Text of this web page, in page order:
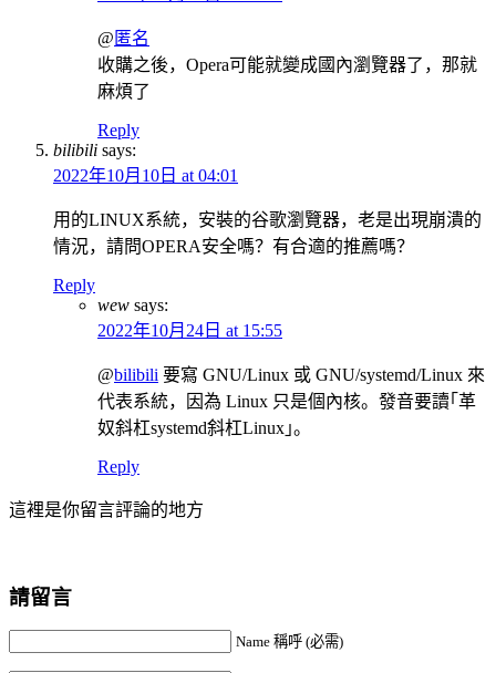
@ 匿名
收購之後，Opera可能就變成國內瀏覽器了，那就
麻煩了
Reply
bilibili says:
2022年10月10日 at 04:01
用的LINUX系統，安裝的谷歌瀏覽器，老是出現崩潰的
情況，請問OPERA安全嗎？有合適的推薦嗎？
Reply
wew says:
2022年10月24日 at 15:55
@bilibili 要寫 GNU/Linux 或 GNU/systemd/Linux 來
代表系統，因為 Linux 只是個內核。發音要讀｢革
奴斜杠systemd斜杠Linux｣。
Reply
這裡是你留言評論的地方
請留言
Name 稱呼 (必需)